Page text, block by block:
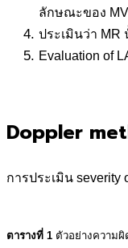
ลักษณะของ
ประเมินว่า MR
Evaluation of
Doppler
การประเมิน severity
ตารางที่ 1 ตัวอย่างความผิ